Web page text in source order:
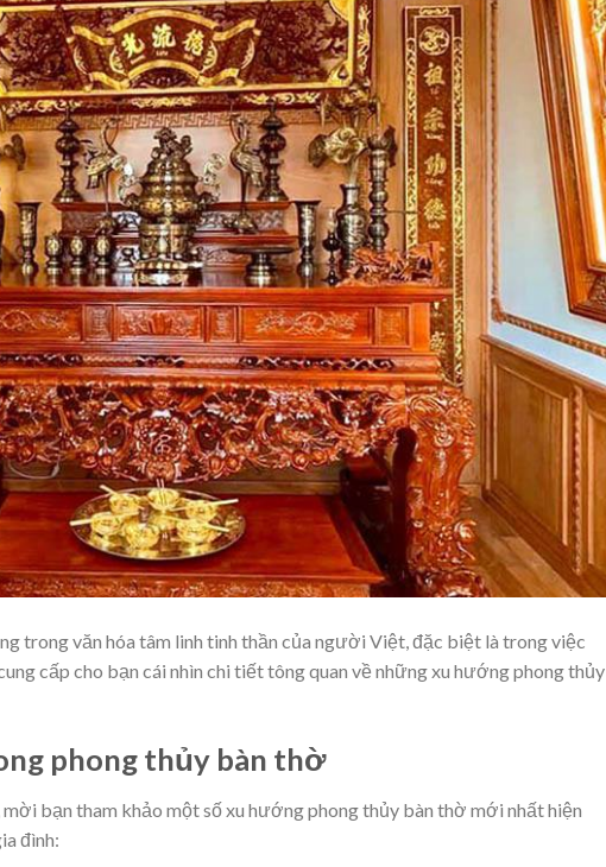
trong văn hóa tâm linh tinh thần của người Việt, đặc biệt là trong việc
cấp cho bạn cái nhìn chi tiết tông quan về những xu hướng phong thủy
phong thủy bàn thờ
bạn tham khảo một số xu hướng phong thủy bàn thờ mới nhất hiện
đình: